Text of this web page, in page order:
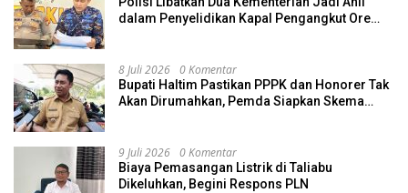
dalam Penyelidikan Kapal Pengangkut Ore
8 Juli 2026 0 Komentar
Bupati Haltim Pastikan PPPK dan Honorer Tak
Akan Dirumahkan, Pemda Siapkan Skema
9 Juli 2026 0 Komentar
Biaya Pemasangan Listrik di Taliabu
Dikeluhkan, Begini Respons PLN